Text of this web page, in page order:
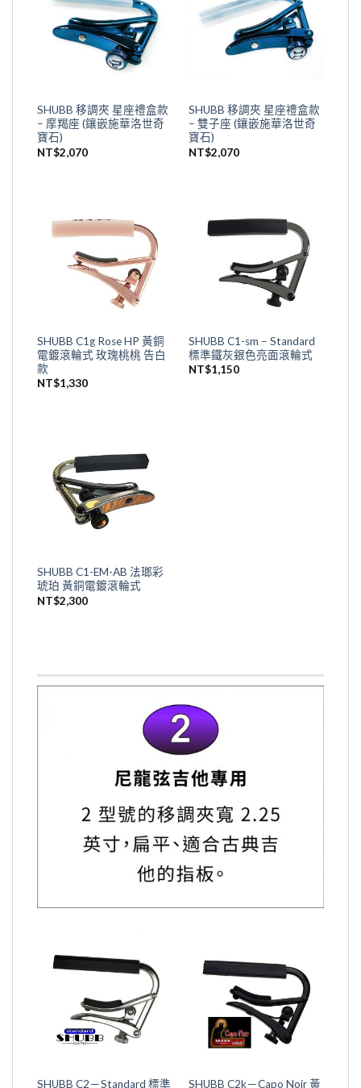
SHUBB 移調夾 星座禮盒款
– 摩羯座 (鑲嵌施華洛世奇
寶石)
NT$2,070
SHUBB 移調夾 星座禮盒款
– 雙子座 (鑲嵌施華洛世奇
寶石)
NT$2,070
SHUBB C1g Rose HP 黃銅
電鍍滾輪式 玫瑰桃桃 告白
款
NT$1,330
SHUBB C1-sm – Standard
標準鐵灰銀色亮面滾輪式
NT$1,150
SHUBB C1-EM-AB 法瑯彩
琥珀 黃銅電鍍滾輪式
NT$2,300
SHUBB C2－Standard 標準 SHUBB C2k－Capo Noir 黃